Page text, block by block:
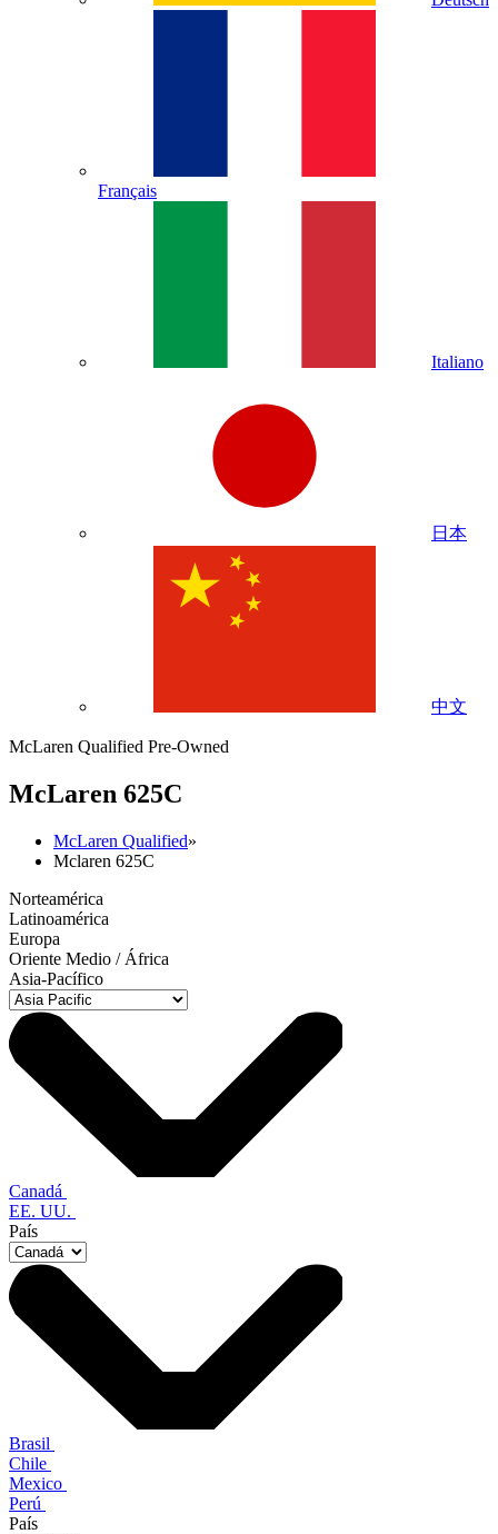
Français
Italiano
日本
中文
McLaren Qualified Pre-Owned
McLaren 625C
McLaren Qualified»
Mclaren 625C
Norteamérica
Latinoamérica
Europa
Oriente Medio / África
Asia-Pacífico
Canadá
EE. UU.
País
Brasil
Chile
Mexico
Perú
País